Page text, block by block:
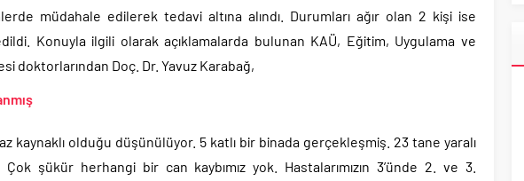
müdahale edilerek tedavi altına alındı. Durumları ağır olan 2 kişi ise
Konuyla ilgili olarak açıklamalarda bulunan KAÜ, Eğitim, Uygulama ve
doktorlarından Doç. Dr. Yavuz Karabağ,
kaynaklı olduğu düşünülüyor. 5 katlı bir binada gerçekleşmiş. 23 tane yaralı
Çok şükür herhangi bir can kaybımız yok. Hastalarımızın 3’ünde 2. ve 3.